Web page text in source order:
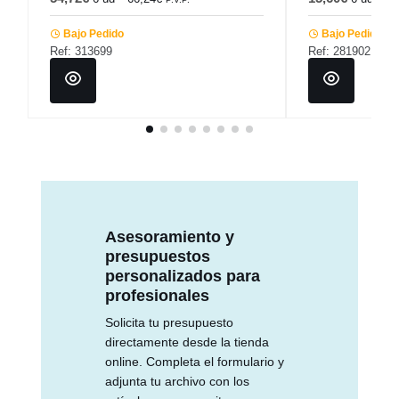
Bajo Pedido
Ref: 313699
Bajo Pedido
Ref: 281902
Asesoramiento y
presupuestos
personalizados para
profesionales
Solicita tu presupuesto
directamente desde la tienda
online. Completa el formulario y
adjunta tu archivo con los